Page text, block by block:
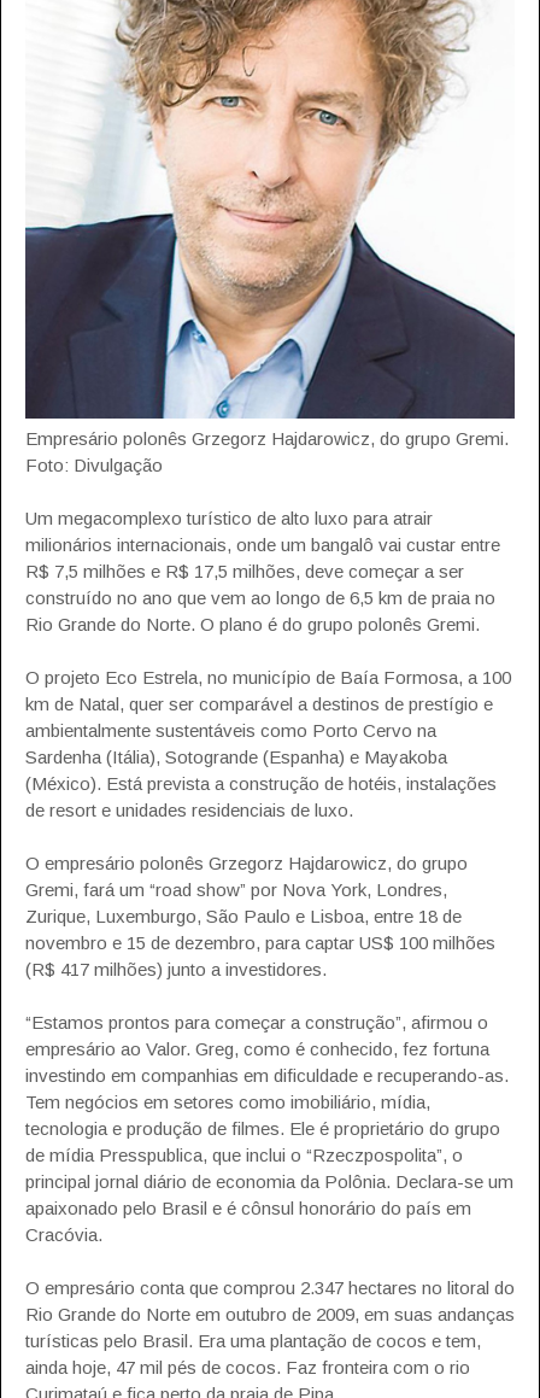
Empresário polonês Grzegorz Hajdarowicz, do grupo Gremi.
Foto: Divulgação
Um megacomplexo turístico de alto luxo para atrair
milionários internacionais, onde um bangalô vai custar entre
R$ 7,5 milhões e R$ 17,5 milhões, deve começar a ser
construído no ano que vem ao longo de 6,5 km de praia no
Rio Grande do Norte. O plano é do grupo polonês Gremi.
O projeto Eco Estrela, no município de Baía Formosa, a 100
km de Natal, quer ser comparável a destinos de prestígio e
ambientalmente sustentáveis como Porto Cervo na
Sardenha (Itália), Sotogrande (Espanha) e Mayakoba
(México). Está prevista a construção de hotéis, instalações
de resort e unidades residenciais de luxo.
O empresário polonês Grzegorz Hajdarowicz, do grupo
Gremi, fará um “road show” por Nova York, Londres,
Zurique, Luxemburgo, São Paulo e Lisboa, entre 18 de
novembro e 15 de dezembro, para captar US$ 100 milhões
(R$ 417 milhões) junto a investidores.
“Estamos prontos para começar a construção”, afirmou o
empresário ao Valor. Greg, como é conhecido, fez fortuna
investindo em companhias em dificuldade e recuperando-as.
Tem negócios em setores como imobiliário, mídia,
tecnologia e produção de filmes. Ele é proprietário do grupo
de mídia Presspublica, que inclui o “Rzeczpospolita”, o
principal jornal diário de economia da Polônia. Declara-se um
apaixonado pelo Brasil e é cônsul honorário do país em
Cracóvia.
O empresário conta que comprou 2.347 hectares no litoral do
Rio Grande do Norte em outubro de 2009, em suas andanças
turísticas pelo Brasil. Era uma plantação de cocos e tem,
ainda hoje, 47 mil pés de cocos. Faz fronteira com o rio
Curimataú e fica perto da praia de Pipa.